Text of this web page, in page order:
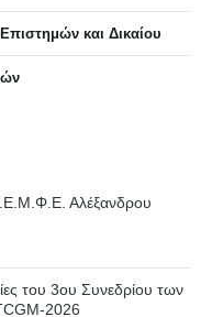
και Δικαίου
Αλέξανδρου
του 3ου Συνεδρίου των
2026